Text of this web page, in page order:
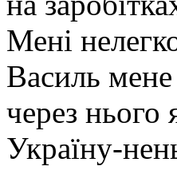
Мені
Василь
через
Україну-